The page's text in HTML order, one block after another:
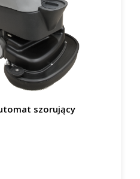
szorujący